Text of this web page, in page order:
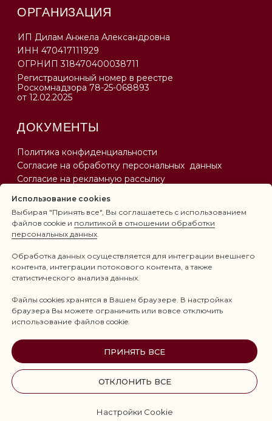
Использование cookies
Выбирая "Принять все", Вы соглашаетесь с использованием
файлов cookie и политикой в отношении обработки
персональных данных
Обработка данных осуществляется для интеграции внешнего
контента, интеграции потокового контента, а также
статистического анализа данных.
Файлы cookies хранятся в Вашем браузере. В настройках
браузера Вы можете ограничить или вовсе отключить
использование файлов cookie.
ПРИНЯТЬ ВСЕ
ОТКЛОНИТЬ ВСЕ
Настройки Cookie